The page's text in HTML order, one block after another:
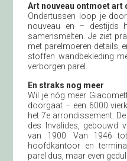
Art nouveau ontmoet art
Ondertussen loop je
nouveau en – destijds
samensmelten. Je ziet
met parelmoeren details,
stoffen wandbekleding
verborgen parel.
En straks nog meer
Wil je nóg meer
doorgaat – een 6000
het 7e arrondissement.
des Invalides, gebouwd
van 1900. Van 1946
hoofdkantoor en
parel dus, maar even